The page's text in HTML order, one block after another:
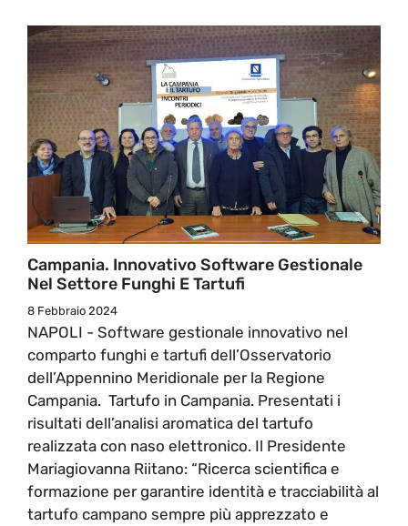
Campania. Innovativo Software Gestionale
Nel Settore Funghi E Tartufi
8 Febbraio 2024
NAPOLI - Software gestionale innovativo nel
comparto funghi e tartufi dell’Osservatorio
dell’Appennino Meridionale per la Regione
Campania. Tartufo in Campania. Presentati i
risultati dell’analisi aromatica del tartufo
realizzata con naso elettronico. Il Presidente
Mariagiovanna Riitano: “Ricerca scientifica e
formazione per garantire identità e tracciabilità al
tartufo campano sempre più apprezzato e